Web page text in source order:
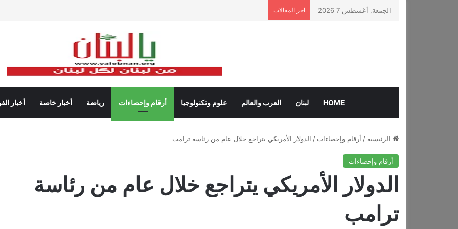
الجمعة, أغسطس 7 2026 اخر المقالات
HOME لبنان العرب والعالم علوم وتكنولوجيا أرقام وإحصاءات رياضة أخبار خاصة أخبار
الرئيسية / أرقام وإحصاءات / الدولار الأمريكي يتراجع خلال عام من رئاسة ترامب
أرقام وإحصاءات
الدولار الأمريكي يتراجع خلال عام من رئاسة
ترامب